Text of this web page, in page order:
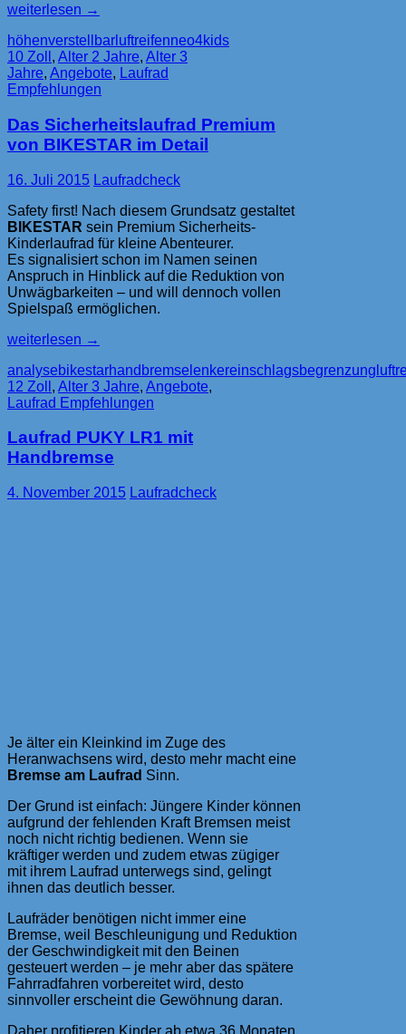
Spielzeug
Jungen
–
ausgewählte
Laufräder
kleine
Racker
weiterlesen →
höhenverstellbar luftreifenneo4kids
10 Zoll , Alter 2 Jahre, Alter 3
Jahre, Angebote, Laufrad
Empfehlungen
Das Sicherheitslaufrad Premium
von BIKESTAR im Detail
16. Juli 2015 Laufradcheck
Safety first! Nach diesem Grundsatz gestaltet
BIKESTAR sein Premium Sicherheits-
Kinderlaufrad für kleine Abenteurer.
Es signalisiert schon im Namen seinen
Anspruch in Hinblick auf die Reduktion von
Unwägbarkeiten – und will dennoch vollen
Spielspaß ermöglichen.
Das
Premium
von
BIKESTAR
Detail
weiterlesen →
analysebikestarhandbremse lenkereinschlagsbegrenzung
12 Zoll , Alter 3 Jahre, Angebote,
Laufrad Empfehlungen
Laufrad PUKY LR1 mit
Handbremse
4. November 2015 Laufradcheck
Je älter ein Kleinkind im Zuge des
Heranwachsens wird, desto mehr macht eine
Bremse am Laufrad Sinn.
Der Grund ist einfach: Jüngere Kinder können
aufgrund der fehlenden Kraft Bremsen meist
noch nicht richtig bedienen. Wenn sie
kräftiger werden und zudem etwas zügiger
mit ihrem Laufrad unterwegs sind, gelingt
ihnen das deutlich besser.
Laufräder benötigen nicht immer eine
Bremse, weil Beschleunigung und Reduktion
der Geschwindigkeit mit den Beinen
gesteuert werden – je mehr aber das spätere
Fahrradfahren vorbereitet wird, desto
sinnvoller erscheint die Gewöhnung daran.